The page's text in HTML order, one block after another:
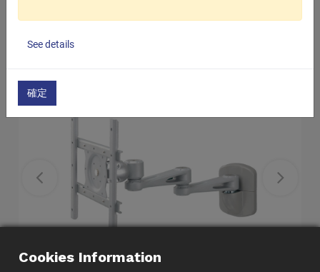
Cookies Information
See details
確定